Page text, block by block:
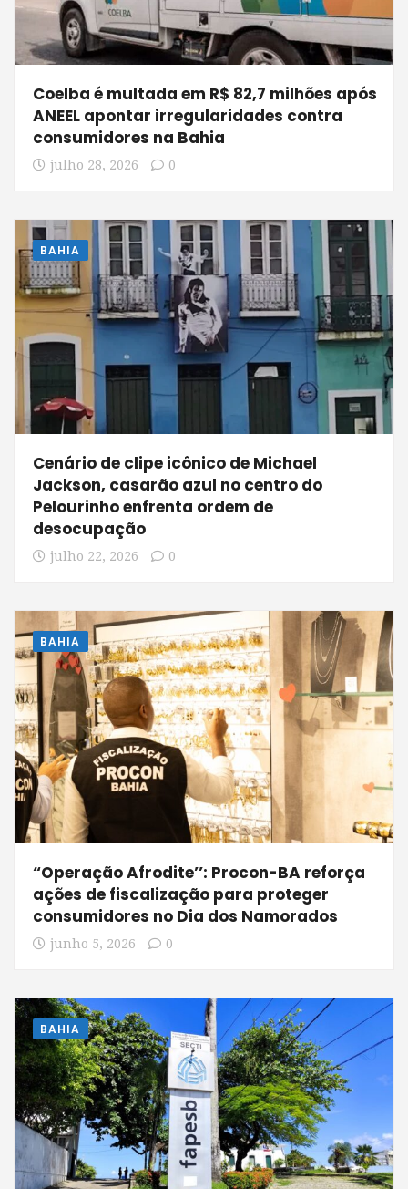
Coelba é multada em R$ 82,7 milhões após
ANEEL apontar irregularidades contra
consumidores na Bahia
julho 28, 2026 0
BAHIA
Cenário de clipe icônico de Michael
Jackson, casarão azul no centro do
Pelourinho enfrenta ordem de
desocupação
julho 22, 2026 0
BAHIA
“Operação Afrodite’’: Procon-BA reforça
ações de fiscalização para proteger
consumidores no Dia dos Namorados
junho 5, 2026 0
BAHIA